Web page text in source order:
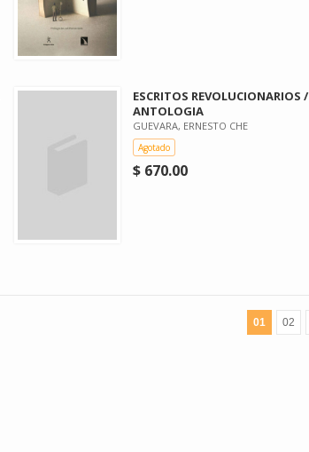
ESCRITOS REVOLUCIONARIOS /
ANTOLOGIA
GUEVARA, ERNESTO CHE
Agotado
$ 670.00
01 02